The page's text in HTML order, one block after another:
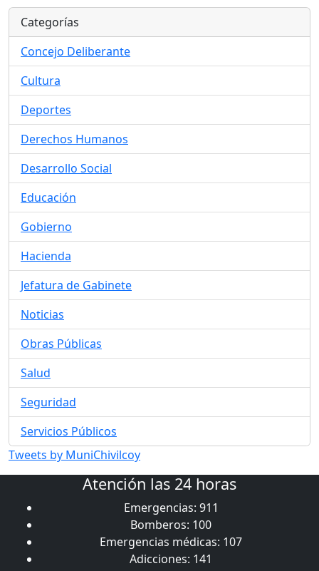
Categorías
Concejo Deliberante
Cultura
Deportes
Derechos Humanos
Desarrollo Social
Educación
Gobierno
Hacienda
Jefatura de Gabinete
Noticias
Obras Públicas
Salud
Seguridad
Servicios Públicos
Tweets by MuniChivilcoy
Atención las 24 horas
Emergencias: 911
Bomberos: 100
Emergencias médicas: 107
Adicciones: 141